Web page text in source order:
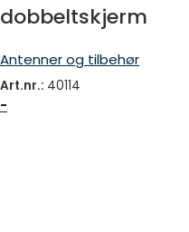
dobbeltskjerm
Antenner og tilbehør
Art.nr.: 40114
-